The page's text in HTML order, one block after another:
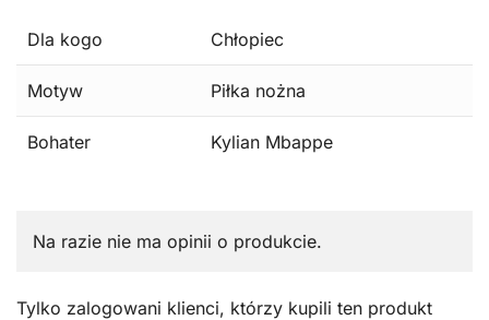
Dla kogo Chłopiec
Motyw Piłka nożna
Bohater Kylian Mbappe
Na razie nie ma opinii o produkcie.
Tylko zalogowani klienci, którzy kupili ten produkt